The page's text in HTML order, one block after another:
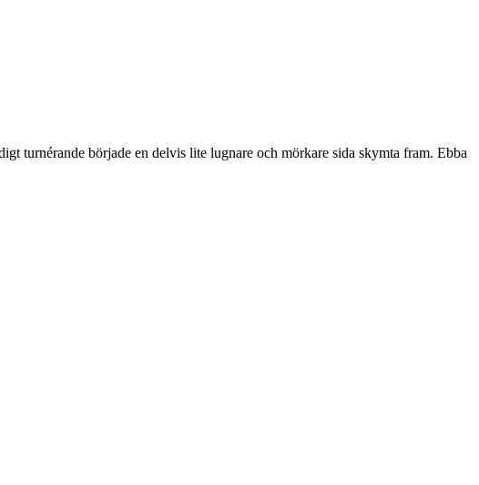
turnérande började en delvis lite lugnare och mörkare sida skymta fram. Ebba